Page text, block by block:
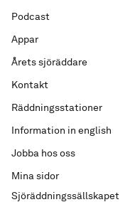
Sjöräddningssällskapet
Podcast
Appar
Årets sjöräddare
Kontakt
Räddningsstationer
Information in english
Jobba hos oss
Mina sidor